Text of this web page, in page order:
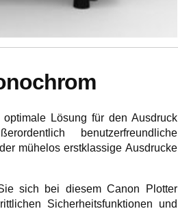
Lösung für den Ausdruck
benutzerfreundliche
mühelos erstklassige Ausdrucke
sich bei diesem Canon Plotter
Sicherheitsfunktionen und